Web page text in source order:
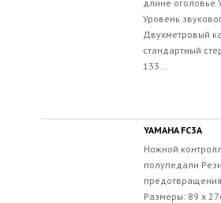
длине оголовье
Уровень
Двухметровый
стандартный
133...
YAMAHA FC3A
Ножной
полупедали
Размеры: 89 х